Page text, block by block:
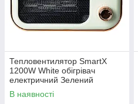
Тепловентилятор SmartX
1200W White обігрівач
електричний Зелений
HPAQL039GR
В наявності